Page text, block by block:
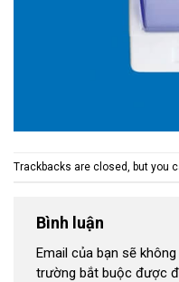
Trackbacks are closed, but you
Bình luận
Email của bạn sẽ
trường bắt buộc được